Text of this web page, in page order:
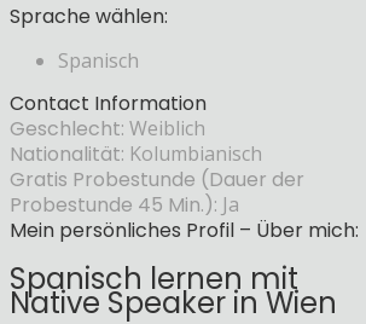
Sprache wählen:
Spanisch
Contact Information
Geschlecht: Weiblich
Nationalität: Kolumbianisch
Gratis Probestunde (Dauer der
Probestunde 45 Min.): Ja
Mein persönliches Profil – Über mich:
Spanisch lernen mit
Native Speaker in Wien